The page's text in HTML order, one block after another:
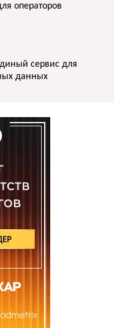
операторов
сервис для
данных